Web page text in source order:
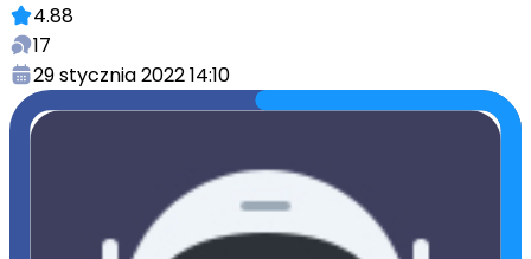
4.88
17
29 stycznia 2022 14:10